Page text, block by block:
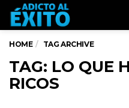
HOME TAG ARCHIVE
TAG: LO QUE
RICOS